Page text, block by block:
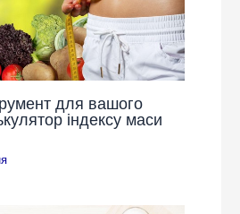
для вашого
індексу маси